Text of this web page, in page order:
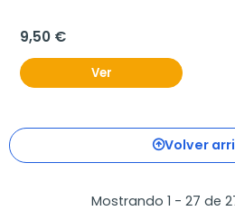
9,50 €
Ver
Volver
Mostrando 1 - 27 de